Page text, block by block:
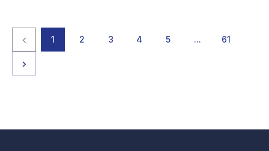
Page précédente
page
1 page
2 page
3 page
4 page
5 … page
61